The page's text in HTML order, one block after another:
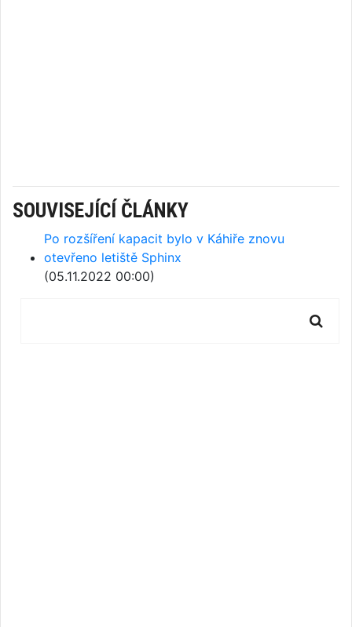
SOUVISEJÍCÍ ČLÁNKY
Po rozšíření kapacit bylo v Káhiře znovu
otevřeno letiště Sphinx
(05.11.2022 00:00)